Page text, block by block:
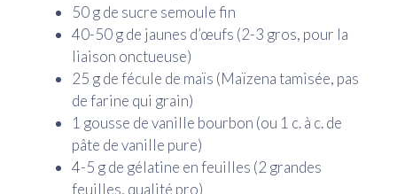
50 g de sucre semoule fin
40-50 g de jaunes d’œufs (2-3 gros, pour la
liaison onctueuse)
25 g de fécule de maïs (Maïzena tamisée, pas
de farine qui grain)
1 gousse de vanille bourbon (ou 1 c. à c. de
pâte de vanille pure)
4-5 g de gélatine en feuilles (2 grandes
feuilles, qualité pro)